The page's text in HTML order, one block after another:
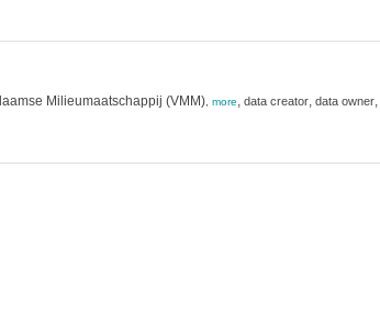
Milieumaatschappij (VMM), more, data creator, data owner,